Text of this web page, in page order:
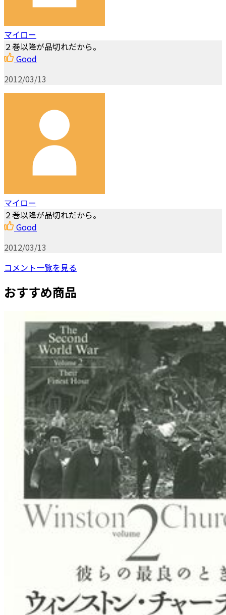
マイロー
２巻以降が品切れだから。
Good
2012/03/13
マイロー
２巻以降が品切れだから。
Good
2012/03/13
コメント一覧を見る
おすすめ商品